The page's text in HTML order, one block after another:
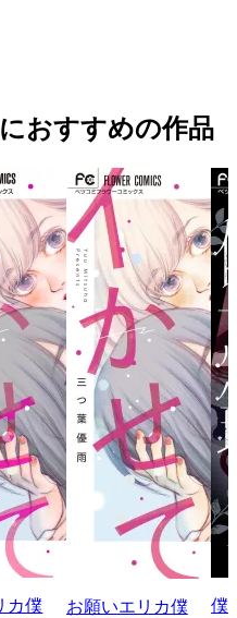
おすすめの作品
カ僕
お願いエリカ僕
僕